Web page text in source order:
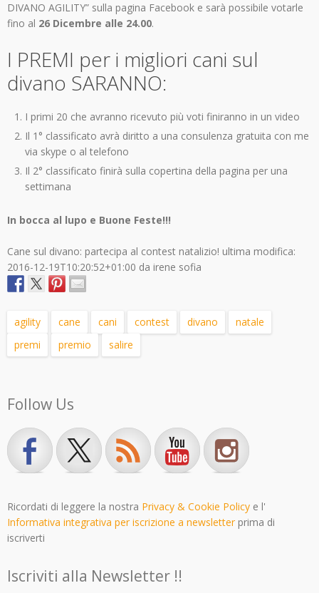
DIVANO AGILITY” sulla pagina Facebook e sarà possibile votarle
fino al 26 Dicembre alle 24.00.
I PREMI per i migliori cani sul
divano SARANNO:
I primi 20 che avranno ricevuto più voti finiranno in un video
Il 1° classificato avrà diritto a una consulenza gratuita con me
via skype o al telefono
Il 2° classificato finirà sulla copertina della pagina per una
settimana
In bocca al lupo e Buone Feste!!!
Cane sul divano: partecipa al contest natalizio! ultima modifica:
2016-12-19T10:20:52+01:00 da irene sofia
agility cane cani contest divano
natale
premi
premio salire
Follow Us
Ricordati di leggere la nostra Privacy & Cookie Policy e l'
Informativa integrativa per iscrizione a newsletterprima di
iscriverti
Iscriviti alla Newsletter !!